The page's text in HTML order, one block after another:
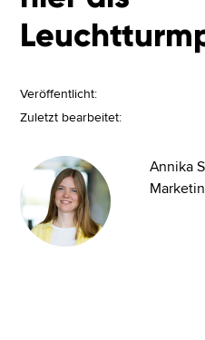
Veröffentlicht:
Zuletzt bearbeitet:
Annika